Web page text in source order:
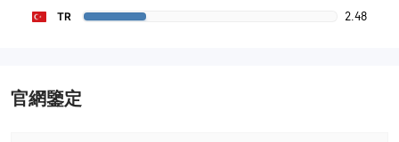
TR 2.48
官網鑒定